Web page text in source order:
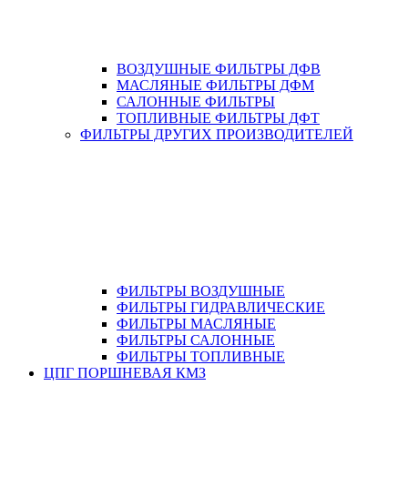
ВОЗДУШНЫЕ ФИЛЬТРЫ ДФВ
МАСЛЯНЫЕ ФИЛЬТРЫ ДФМ
САЛОННЫЕ ФИЛЬТРЫ
ТОПЛИВНЫЕ ФИЛЬТРЫ ДФТ
ФИЛЬТРЫ ДРУГИХ ПРОИЗВОДИТЕЛЕЙ
ФИЛЬТРЫ ВОЗДУШНЫЕ
ФИЛЬТРЫ ГИДРАВЛИЧЕСКИЕ
ФИЛЬТРЫ МАСЛЯНЫЕ
ФИЛЬТРЫ САЛОННЫЕ
ФИЛЬТРЫ ТОПЛИВНЫЕ
ЦПГ ПОРШНЕВАЯ КМЗ